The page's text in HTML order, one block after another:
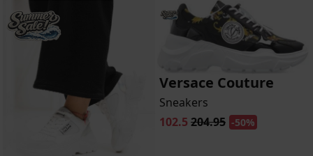
Versace Couture
Sneakers
102.5 204.95 -50%